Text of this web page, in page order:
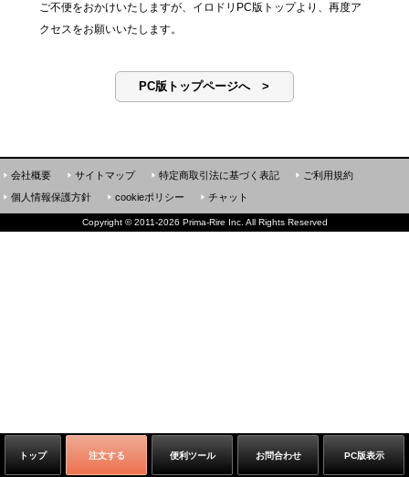
ご不便をおかけいたしますが、イロドリPC版トップより、再度ア
クセスをお願いいたします。
PC版トップページへ >
トップ 注文する 便利ツール お問合わせ PC版表示
会社概要 サイトマップ 特定商取引法に基づく表記
ご利用規約
個人情報保護方針
cookieポリシー チャット
Copyright ©2011-2026 Prima-Rire Inc. All Rights Reserved